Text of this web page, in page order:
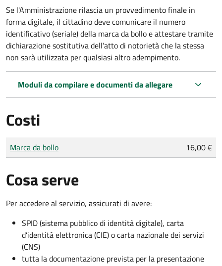
Se l'Amministrazione rilascia un provvedimento finale in
forma digitale, il cittadino devecomunicare il numero
identificativo (seriale) della marca da bollo e attestare tramite
dichiarazione sostitutiva dell’atto di notorietà che la stessa
non sarà utilizzata per qualsiasi altro adempimento.
Moduli da compilare e documenti da allegare
Costi
Tipo di pagamento
Importo
Marca da bollo 16,00 €
Cosa serve
Per accedere al servizio, assicurati di avere:
SPID (sistema pubblico di identità digitale), carta
d’identità elettronica (CIE) o carta nazionale dei servizi
(CNS)
tutta la documentazione prevista per la presentazione